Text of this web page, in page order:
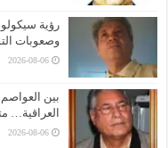
رؤية
وصعوبات
2026-08-06
بين
العراقية…
2026-08-06